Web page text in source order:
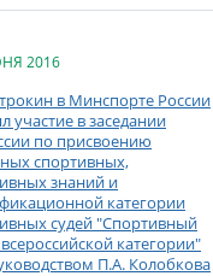
2016
в Минспорте России
участие в заседании
по присвоению
спортивных,
знаний и
категории
судей "Спортивный
категории"
П.А. Колобкова